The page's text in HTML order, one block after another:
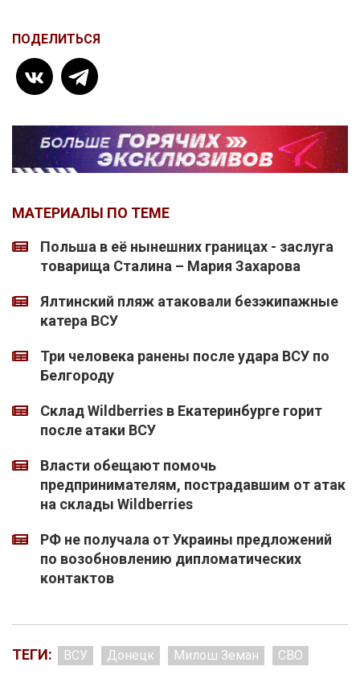
ПОДЕЛИТЬСЯ
МАТЕРИАЛЫ ПО ТЕМЕ
Польша в её нынешних границах - заслуга
товарища Сталина – Мария Захарова
Ялтинский пляж атаковали безэкипажные
катера ВСУ
Три человека ранены после удара ВСУ по
Белгороду
Склад Wildberries в Екатеринбурге горит
после атаки ВСУ
Власти обещают помочь
предпринимателям, пострадавшим от атак
на склады Wildberries
РФ не получала от Украины предложений
по возобновлению дипломатических
контактов
ТЕГИ: ВСУ Донецк Милош Земан СВО